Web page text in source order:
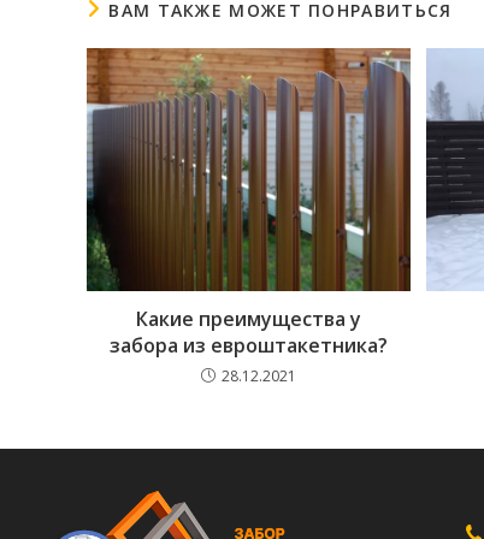
ВАМ ТАКЖЕ МОЖЕТ ПОНРАВИТЬСЯ
Какие преимущества у
забора из евроштакетника?
28.12.2021